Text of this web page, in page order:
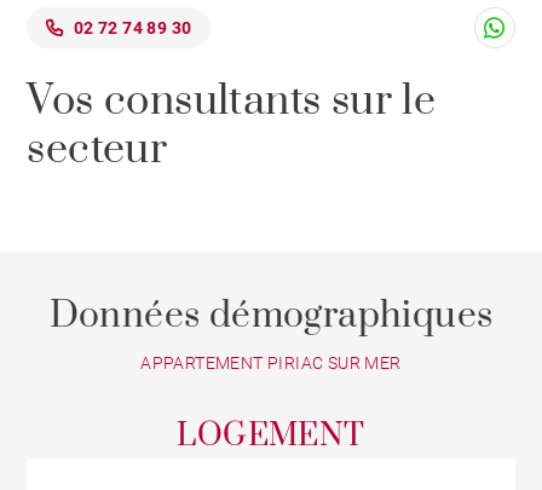
02 72 74 89 30
Vos consultants sur le
secteur
Données démographiques
APPARTEMENT PIRIAC SUR MER
LOGEMENT